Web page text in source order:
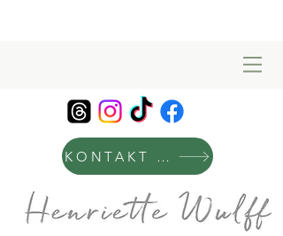
KONTAKT & MANAGEMENT